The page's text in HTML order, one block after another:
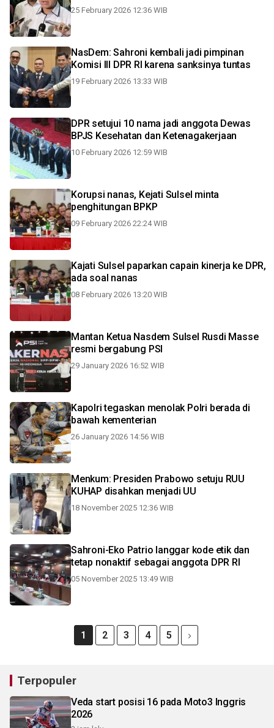
25 February 2026 12:36 WIB
NasDem: Sahroni kembali jadi pimpinan
Komisi III DPR RI karena sanksinya tuntas
19 February 2026 13:33 WIB
DPR setujui 10 nama jadi anggota Dewas
BPJS Kesehatan dan Ketenagakerjaan
10 February 2026 12:59 WIB
Korupsi nanas, Kejati Sulsel minta
penghitungan BPKP
09 February 2026 22:24 WIB
Kajati Sulsel paparkan capain kinerja ke DPR,
ada soal nanas
08 February 2026 13:20 WIB
Mantan Ketua Nasdem Sulsel Rusdi Masse
resmi bergabung PSI
29 January 2026 16:52 WIB
Kapolri tegaskan menolak Polri berada di
bawah kementerian
26 January 2026 14:56 WIB
Menkum: Presiden Prabowo setuju RUU
KUHAP disahkan menjadi UU
18 November 2025 12:36 WIB
Sahroni-Eko Patrio langgar kode etik dan
tetap nonaktif sebagai anggota DPR RI
05 November 2025 13:49 WIB
1 2 3 4 5
Terpopuler
Veda start posisi 16 pada Moto3 Inggris
2026